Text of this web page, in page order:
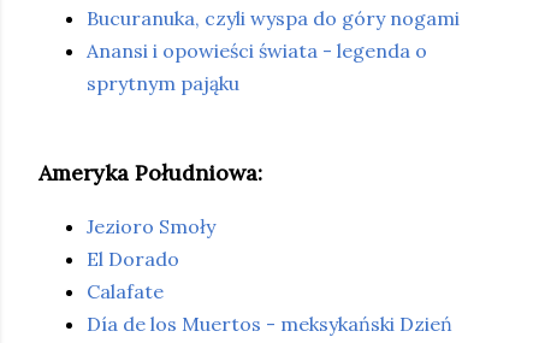
Bucuranuka, czyli wyspa do góry nogami
Anansi i opowieści świata - legenda o
sprytnym pająku
Ameryka Południowa:
Jezioro Smoły
El Dorado
Calafate
Día de los Muertos - meksykański Dzień